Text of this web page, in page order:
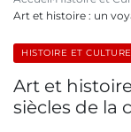
Art et histoire : un
HISTOIRE ET CULTURE
Art et
siècles de la